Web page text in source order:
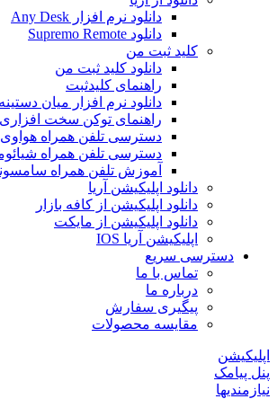
دانلود نرم افزار Any Desk
دانلود Supremo Remote
کلید ثبت من
دانلود کلید ثبت من
راهنمای کلیدثبت
دانلود نرم افزار میان دستینه
راهنمای توکن سخت افزاری
دسترسی تلفن همراه هواوی
دسترسی تلفن همراه
آموزش تلفن همراه
دانلود اپلیکیشن آریا
دانلود اپلیکیشن از کافه بازار
دانلود اپلیکیشن از مایکت
اپلیکیشن آریا IOS
دسترسی سریع
تماس با ما
درباره ما
پیگیری سفارش
مقایسه محصولات
اپلیکیشن
پنل پیامک
نیازمندیها